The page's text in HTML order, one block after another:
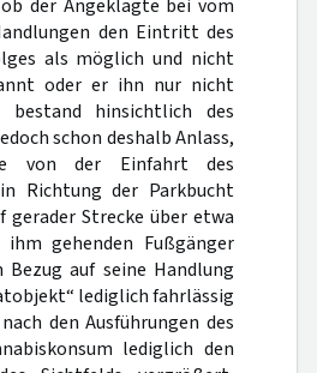
der Angeklagte bei vom
den Eintritt des
als möglich und nicht
oder er ihn nur nicht
hinsichtlich des
schon deshalb Anlass,
von der Einfahrt des
Richtung der Parkbucht
Strecke über etwa
gehenden Fußgänger
Bezug auf seine Handlung
lediglich fahrlässig
den Ausführungen des
lediglich den